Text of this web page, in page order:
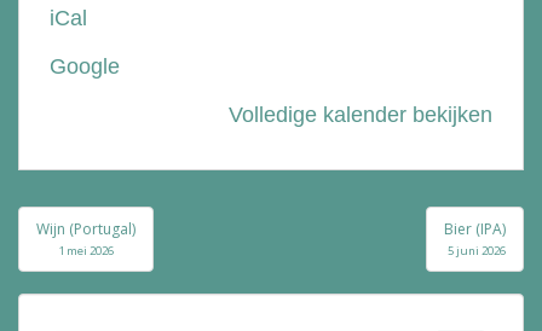
iCal
Google
Volledige kalender bekijken
Bericht
navigatie
Wijn (Portugal)
1 mei 2026
Bier (IPA)
5 juni 2026